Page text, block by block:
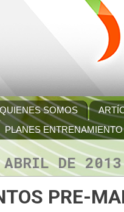
SOMOS
PLANES ENTRENAMIENTO
ABRIL DE 2013
PRE-